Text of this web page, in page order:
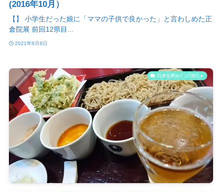
(2016年10月）
【】 小学生だった娘に「ママの子供で良かった」と言わしめた正
倉院展 前回12県目...
2021年8月8日
日本全県めぐり2周目✈️